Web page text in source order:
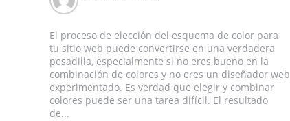
El proceso de elección del esquema de color para
tu sitio web puede convertirse en una verdadera
pesadilla, especialmente si no eres bueno en la
combinación de colores y no eres un diseñador web
experimentado. Es verdad que elegir y combinar
colores puede ser una tarea difícil. El resultado
de...